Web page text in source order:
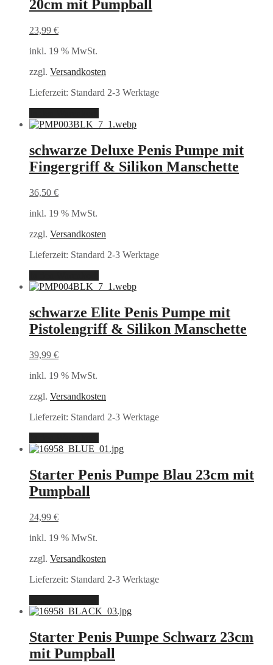
20cm mit Pumpball
23,99 €
inkl. 19 % MwSt.
zzgl. Versandkosten
Lieferzeit: Standard 2-3 Werktage
schwarze Deluxe Penis Pumpe mit
Fingergriff & Silikon Manschette
36,50 €
inkl. 19 % MwSt.
zzgl. Versandkosten
Lieferzeit: Standard 2-3 Werktage
schwarze Elite Penis Pumpe mit
Pistolengriff & Silikon Manschette
39,99 €
inkl. 19 % MwSt.
zzgl. Versandkosten
Lieferzeit: Standard 2-3 Werktage
Starter Penis Pumpe Blau 23cm mit
Pumpball
24,99 €
inkl. 19 % MwSt.
zzgl. Versandkosten
Lieferzeit: Standard 2-3 Werktage
Starter Penis Pumpe Schwarz 23cm
mit Pumpball